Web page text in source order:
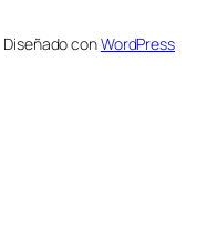
Diseñado conWordPress